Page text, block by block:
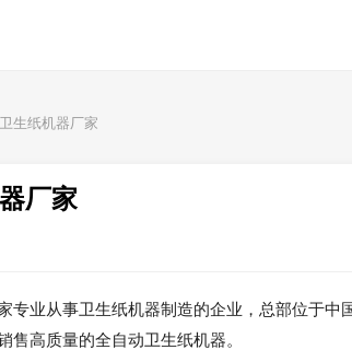
生纸机器厂家
厂家
专业从事卫生纸机器制造的企业，总部位于中
售高质量的全自动卫生纸机器。